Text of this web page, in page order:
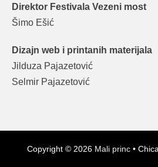
Direktor Festivala Vezeni most
Šimo Ešić
Dizajn web i printanih materijala
Jilduza Pajazetović
Selmir Pajazetović
Copyright © 2026 Mali princ•